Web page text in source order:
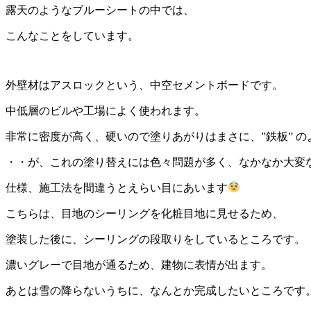
露天のようなブルーシートの中では、
こんなことをしています。
外壁材はアスロックという、中空セメントボードです。
中低層のビルや工場によく使われます。
非常に密度が高く、硬いので塗りあがりはまさに、”鉄板” の
・・が、これの塗り替えには色々問題が多く、なかなか大変
仕様、施工法を間違うとえらい目にあいます
こちらは、目地のシーリングを化粧目地に見せるため、
塗装した後に、シーリングの段取りをしているところです。
濃いグレーで目地が通るため、建物に表情が出ます。
あとは雪の降らないうちに、なんとか完成したいところです